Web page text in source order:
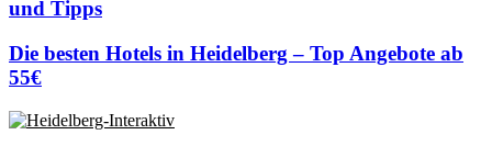
und Tipps
Die besten Hotels in Heidelberg – Top Angebote ab
55€